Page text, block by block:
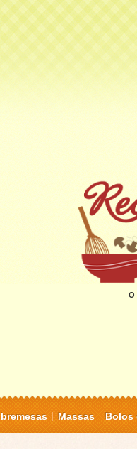
O
Massas Bolos